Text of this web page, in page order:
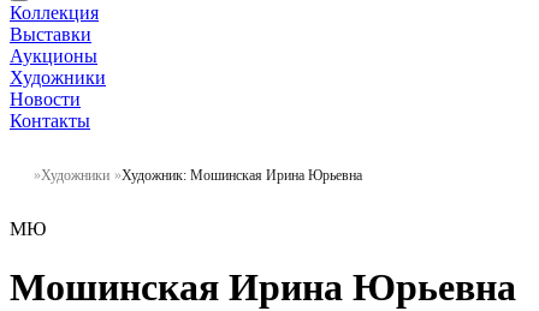
Коллекция
Выставки
Аукционы
Художники
Новости
Контакты
Художники Художник: Мошинская Ирина Юрьевна
МЮ
Мошинская Ирина Юрьевна